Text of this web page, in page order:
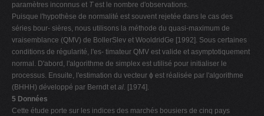
paramètres inconnus et Test le nombre d'observations.
Puisque l'hypothèse de normalité est souvent rejetée dans le cas des
séries bour- sières, nous utilisons la méthode du quasi-maximum de
vraisemblance (QMV) de BollerSlev et WooldridGe [1992]. Sous certaines
conditions de régularité, l'es- timateur QMV est valide et asymptotiquement
normal. D'abord, l'algorithme de simplex est utilisé pour initialiser le
processus. Ensuite, l'estimation du vecteur ϕ est réalisée par l'algorithme
(BHHH) développé par Berndt et al. [1974].
5 Données
Cette étude porte sur les indices des marchés bousiers de cinq pays